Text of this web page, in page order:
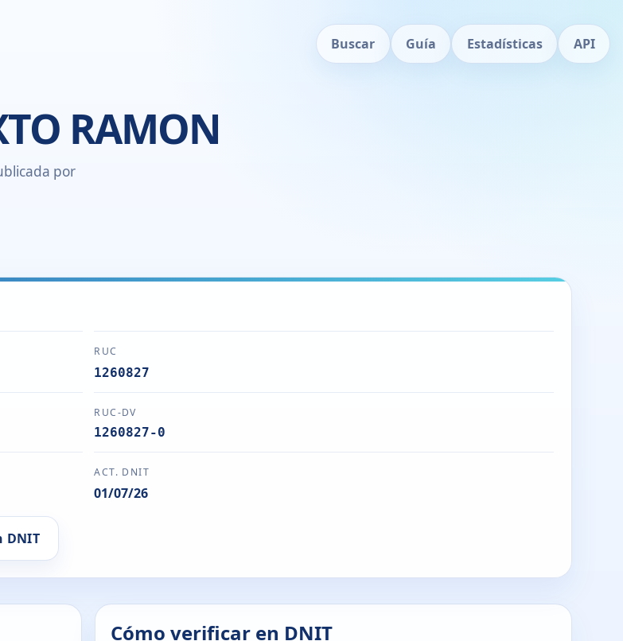
Buscar Guía Estadísticas API
RAMON
por
RUC
1260827
RUC-DV
1260827-0
ACT. DNIT
01/07/26
DNIT
Cómo verificar en DNIT